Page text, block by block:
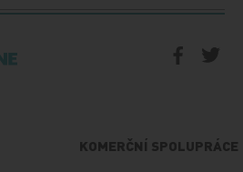
KOMERČNÍ SPOLUPRÁCE